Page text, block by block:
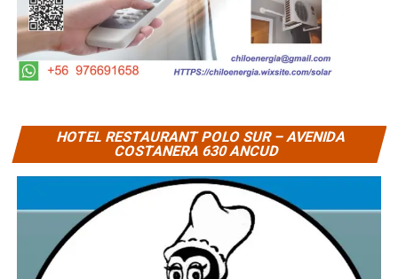
HOTEL RESTAURANT POLO SUR – AVENIDA
COSTANERA 630 ANCUD